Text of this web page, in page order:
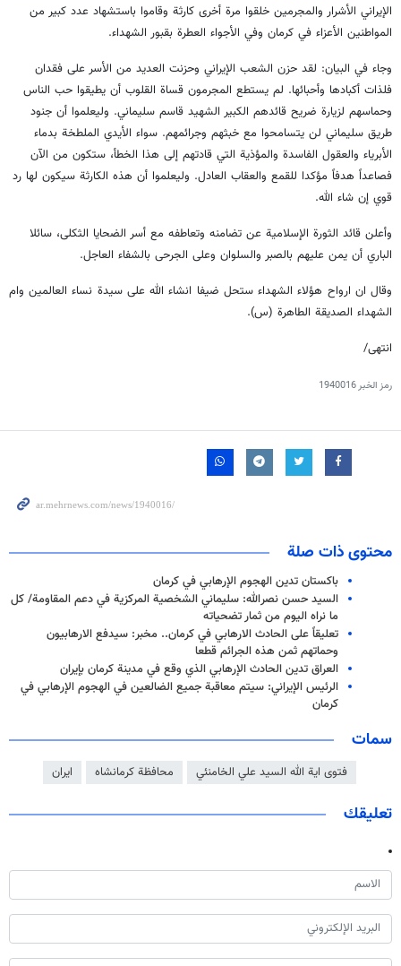
الإيراني الأشرار والمجرمين خلقوا مرة أخرى كارثة وقاموا باستشهاد عدد كبير من
المواطنين الأعزاء في كرمان وفي الأجواء العطرة بقبور الشهداء.
وجاء في البيان: لقد حزن الشعب الإيراني وحزنت العديد من الأسر على فقدان
فلذات أكبادها وأحبائها. لم يستطع المجرمون قساة القلوب أن يطيقوا حب الناس
وحماسهم لزيارة ضريح قائدهم الكبير الشهيد قاسم سليماني. وليعلموا أن جنود
طريق سليماني لن يتسامحوا مع خبثهم وجرائمهم. سواء الأيدي الملطخة بدماء
الأبرياء والعقول الفاسدة والمؤذية التي قادتهم إلى هذا الخطأ، ستكون من الآن
فصاعداً هدفاً مؤكدا للقمع والعقاب العادل. وليعلموا أن هذه الكارثة سيكون لها رد
قوي إن شاء الله.
وأعلن قائد الثورة الإسلامية عن تضامنه وتعاطفه مع أسر الضحايا الثكلى، سائلا
الباري أن يمن عليهم بالصبر والسلوان وعلى الجرحى بالشفاء العاجل.
وقال ان ارواح هؤلاء الشهداء ستحل ضيفا انشاء الله على سيدة نساء العالمين وام
الشهداء الصديقة الطاهرة (س).
انتهى/
رمز الخبر1940016
محتوى ذات صلة
باكستان تدين الهجوم الإرهابي في كرمان
السيد حسن نصرالله: سليماني الشخصية المركزية في دعم المقاومة/ كل
ما نراه اليوم من ثمار تضحياته
تعليقاً على الحادث الارهابي في كرمان.. مخبر: سيدفع الارهابيون
وحماتهم ثمن هذه الجرائم قطعا
العراق تدين الحادث الإرهابي الذي وقع في مدينة كرمان بإيران
الرئيس الإيراني: سيتم معاقبة جميع الضالعين في الهجوم الإرهابي في
كرمان
سمات
فتوى اية الله السيد علي الخامنئي محافظة كرمانشاه ايران
تعليقك